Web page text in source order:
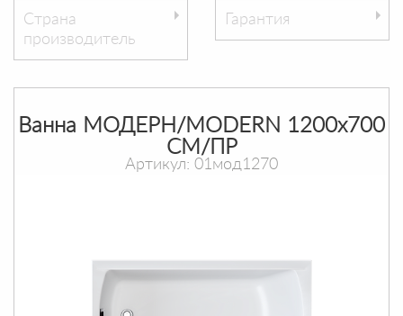
Страна
производитель
Гарантия
Ванна МОДЕРН/MODERN 1200х700
СМ/ПР
Артикул: 01мод1270